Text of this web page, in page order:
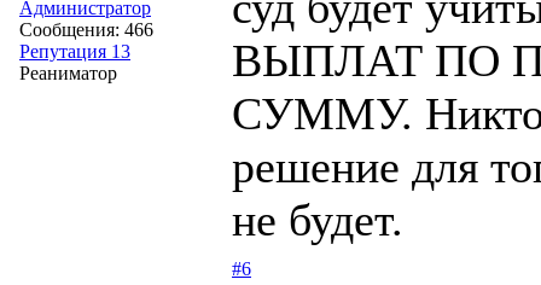
Администратор
Сообщения: 466
Репутация 13
Реаниматор
ВЫПЛАТ ПО
СУММУ. Никто
решение для
не будет.
#6